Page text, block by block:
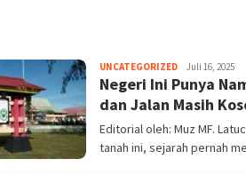
UNCATEGORIZEDHerman.
Damanik
Juli 16, 2025
Negeri Ini Punya
dan Jalan Masih
Editorial oleh: Muz MF.
tanah ini, sejarah pernah